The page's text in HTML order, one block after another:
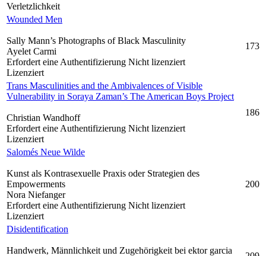
Verletzlichkeit
Wounded Men
Sally Mann’s Photographs of Black Masculinity
Ayelet Carmi
Erfordert eine Authentifizierung Nicht lizenziert
Lizenziert
173
Trans Masculinities and the Ambivalences of Visible
Vulnerability in Soraya Zaman’s The American Boys Project
Christian Wandhoff
Erfordert eine Authentifizierung Nicht lizenziert
Lizenziert
186
Salomés Neue Wilde
Kunst als Kontrasexuelle Praxis oder Strategien des
Empowerments
Nora Niefanger
Erfordert eine Authentifizierung Nicht lizenziert
Lizenziert
200
Disidentification
Handwerk, Männlichkeit und Zugehörigkeit bei ektor garcia